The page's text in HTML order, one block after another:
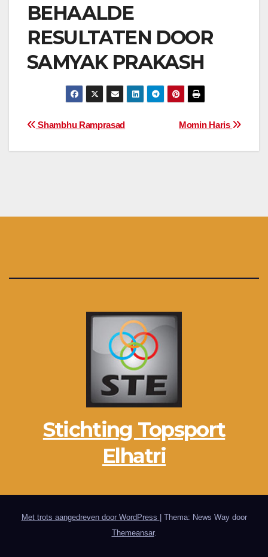
BEHAALDE
RESULTATEN DOOR
SAMYAK PRAKASH
Bericht
navigatie
Momin Haris
Shambhu Ramprasad
Stichting Topsport
Elhatri
Met trots aangedreven door WordPress
Thema: News Way door
Themeansar.